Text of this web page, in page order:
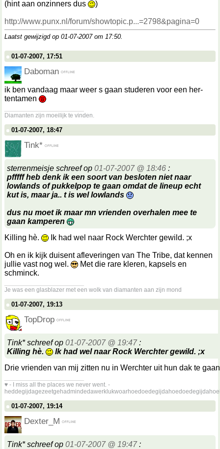
(hint aan onzinners dus )
http://www.punx.nl/forum/showtopic.p...=2798&pagina=0
Laatst gewijzigd op 01-07-2007 om 17:50.
01-07-2007, 17:51
Daboman
ik ben vandaag maar weer s gaan studeren voor een her-
tentamen
Diamanten zijn moeilijk te vinden.
01-07-2007, 18:47
Tink*
sterrenmeisje schreef op 01-07-2007 @ 18:46 :
pfffff heb denk ik een soort van besloten niet naar
lowlands of pukkelpop te gaan omdat de lineup echt
kut is, maar ja.. t is wel lowlands
dus nu moet ik maar mn vrienden overhalen mee te
gaan kamperen
Killing hè.
Ik had wel naar Rock Werchter gewild. ;x
Oh en ik kijk duisent afleveringen van The Tribe, dat kennen
jullie vast nog wel.
Met die rare kleren, kapsels en
schminck.
Je was een glasblazer met een wolk van diamanten aan zijn mond
01-07-2007, 19:13
TopDrop
Tink* schreef op 01-07-2007 @ 19:47:
Killing hè.
Ik had wel naar Rock Werchter gewild. ;x
Drie vrienden van mij zitten nu in Werchter uit hun dak te
♥ - I miss all the places we never went. -
01-07-2007, 19:14
Dexter_M
Tink* schreef op 01-07-2007 @ 19:47: